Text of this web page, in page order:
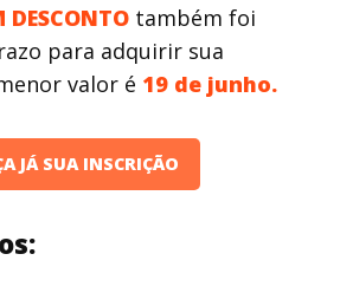
também foi
para adquirir sua
valor é 19 de junho.
JÁ SUA INSCRIÇÃO